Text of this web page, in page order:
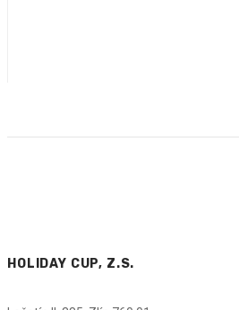
HOLIDAY CUP, Z.S.